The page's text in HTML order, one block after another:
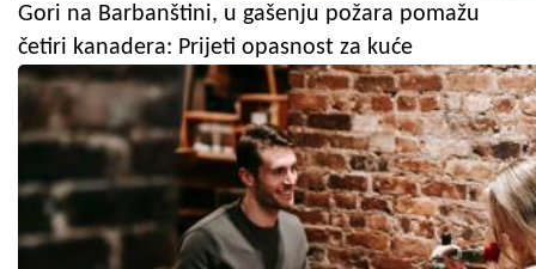
Gori na Barbanštini, u gašenju požara pomažu
četiri kanadera: Prijeti opasnost za kuće